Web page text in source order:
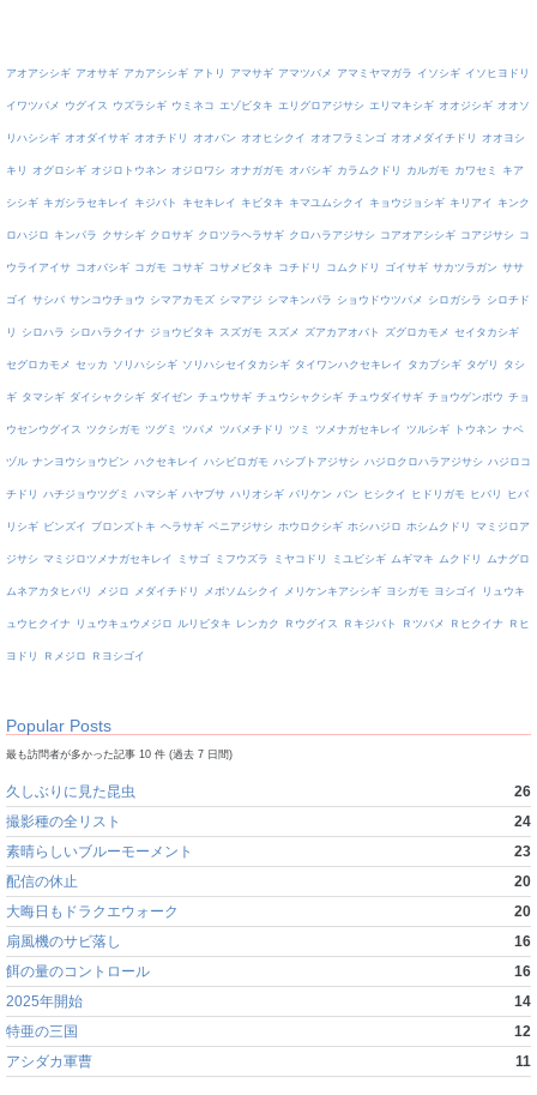
アオアシシギ アオサギ アカアシシギ アトリ アマサギ アマツバメ アマミヤマガラ イソシギ イソヒヨドリ
イワツバメ ウグイス ウズラシギ ウミネコ エゾビタキ エリグロアジサシ エリマキシギ オオジシギ オオソ
リハシシギ オオダイサギ オオチドリ オオバン オオヒシクイ オオフラミンゴ オオメダイチドリ オオヨシ
キリ オグロシギ オジロトウネン オジロワシ オナガガモ オバシギ カラムクドリ カルガモ カワセミ キア
シシギ キガシラセキレイ キジバト キセキレイ キビタキ キマユムシクイ キョウジョシギ キリアイ キンク
ロハジロ キンパラ クサシギ クロサギ クロツラヘラサギ クロハラアジサシ コアオアシシギ コアジサシ コ
ウライアイサ コオバシギ コガモ コサギ コサメビタキ コチドリ コムクドリ ゴイサギ サカツラガン ササ
ゴイ サシバ サンコウチョウ シマアカモズ シマアジ シマキンパラ ショウドウツバメ シロガシラ シロチド
リ シロハラ シロハラクイナ ジョウビタキ スズガモ スズメ ズアカアオバト ズグロカモメ セイタカシギ
セグロカモメ セッカ ソリハシシギ ソリハシセイタカシギ タイワンハクセキレイ タカブシギ タゲリ タシ
ギ タマシギ ダイシャクシギ ダイゼン チュウサギ チュウシャクシギ チュウダイサギ チョウゲンボウ チョ
ウセンウグイス ツクシガモ ツグミ ツバメ ツバメチドリ ツミ ツメナガセキレイ ツルシギ トウネン ナベ
ヅル ナンヨウショウビン ハクセキレイ ハシビロガモ ハシブトアジサシ ハジロクロハラアジサシ ハジロコ
チドリ ハチジョウツグミ ハマシギ ハヤブサ ハリオシギ バリケン バン ヒシクイ ヒドリガモ ヒバリ ヒバ
リシギ ビンズイ ブロンズトキ ヘラサギ ベニアジサシ ホウロクシギ ホシハジロ ホシムクドリ マミジロア
ジサシ マミジロツメナガセキレイ ミサゴ ミフウズラ ミヤコドリ ミユビシギ ムギマキ ムクドリ ムナグロ
ムネアカタヒバリ メジロ メダイチドリ メボソムシクイ メリケンキアシシギ ヨシガモ ヨシゴイ リュウキ
ュウヒクイナ リュウキュウメジロ ルリビタキ レンカク Ｒウグイス Ｒキジバト Ｒツバメ Ｒヒクイナ Ｒヒ
ヨドリ Ｒメジロ Ｒヨシゴイ
Popular Posts
最も訪問者が多かった記事 10 件 (過去 7 日間)
久しぶりに見た昆虫
26
撮影種の全リスト
24
素晴らしいブルーモーメント
23
配信の休止
20
大晦日もドラクエウォーク
20
扇風機のサビ落し
16
餌の量のコントロール
16
2025年開始
14
特亜の三国
12
アシダカ軍曹
11